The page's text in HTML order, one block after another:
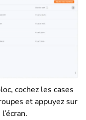
cochez les cases
et appuyez sur